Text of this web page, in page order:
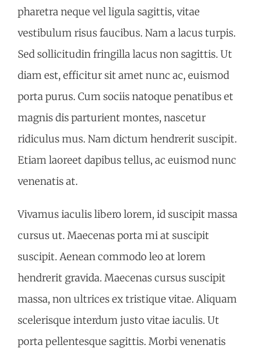
pharetra neque vel ligula sagittis, vitae
vestibulum risus faucibus. Nam a lacus turpis.
Sed sollicitudin fringilla lacus non sagittis. Ut
diam est, efficitur sit amet nunc ac, euismod
porta purus. Cum sociis natoque penatibus et
magnis dis parturient montes, nascetur
ridiculus mus. Nam dictum hendrerit suscipit.
Etiam laoreet dapibus tellus, ac euismod nunc
venenatis at.
Vivamus iaculis libero lorem, id suscipit massa
cursus ut. Maecenas porta mi at suscipit
suscipit. Aenean commodo leo at lorem
hendrerit gravida. Maecenas cursus suscipit
massa, non ultrices ex tristique vitae. Aliquam
scelerisque interdum justo vitae iaculis. Ut
porta pellentesque sagittis. Morbi venenatis